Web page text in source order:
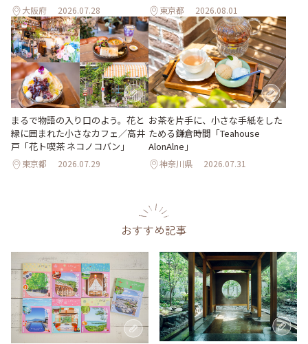
大阪府 2026.07.28 東京都 2026.08.01
まるで物語の入り口のよう。花と
緑に囲まれた小さなカフェ／高井
戸「花ト喫茶 ネコノコバン」
東京都 2026.07.29
お茶を片手に、小さな手紙をした
ためる鎌倉時間「Teahouse
AlonAlne」
神奈川県 2026.07.31
おすすめ記事